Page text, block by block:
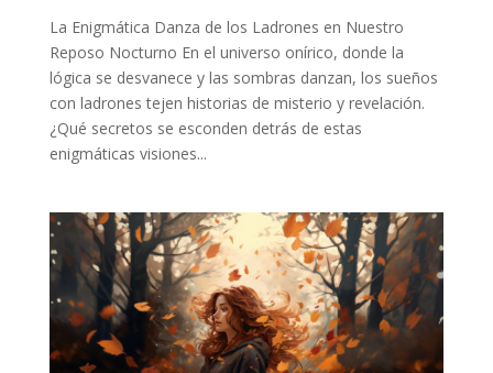
La Enigmática Danza de los Ladrones en Nuestro
Reposo Nocturno En el universo onírico, donde la
lógica se desvanece y las sombras danzan, los sueños
con ladrones tejen historias de misterio y revelación.
¿Qué secretos se esconden detrás de estas
enigmáticas visiones...